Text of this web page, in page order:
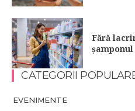
Fără
CATEGORII
EVENIMENTE